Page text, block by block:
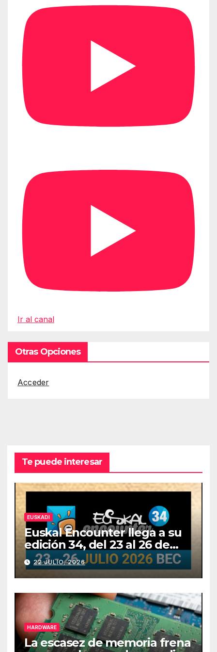
Ir al canal
Otras Opciones
Acceder
Te puede interesar
EUSKADI
Euskal Encounter llega a su
edición 34, del 23 al 26 de
julio
22 JULIO, 2026
HARDWARE
La escasez de memoria frena